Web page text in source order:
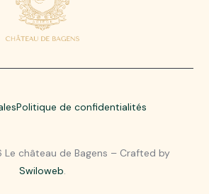
château de Bagens – Crafted by
Swiloweb.
Politique de confidentialités